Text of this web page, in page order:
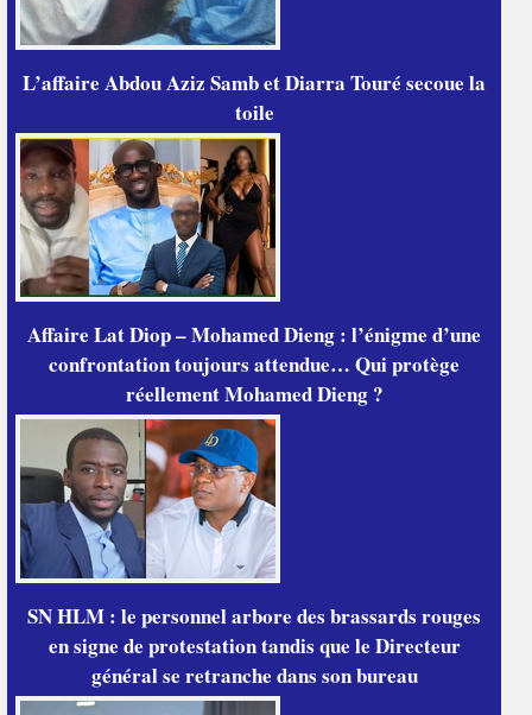
L’affaire Abdou Aziz Samb et Diarra Touré secoue la
toile
Affaire Lat Diop – Mohamed Dieng : l’énigme d’une
confrontation toujours attendue… Qui protège
réellement Mohamed Dieng ?
SN HLM : le personnel arbore des brassards rouges
en signe de protestation tandis que le Directeur
général se retranche dans son bureau